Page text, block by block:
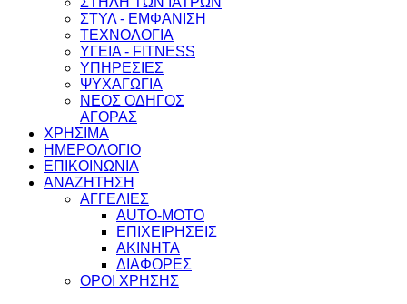
ΣΤΥΛ - ΕΜΦΑΝΙΣΗ
ΤΕΧΝΟΛΟΓΙΑ
ΥΓΕΙΑ - FITNESS
ΥΠΗΡΕΣΙΕΣ
ΨΥΧΑΓΩΓΙΑ
ΝΕΟΣ ΟΔΗΓΟΣ
ΑΓΟΡΑΣ
ΧΡΗΣΙΜΑ
ΗΜΕΡΟΛΟΓΙΟ
ΕΠΙΚΟΙΝΩΝΙΑ
ΑΝΑΖΗΤΗΣΗ
ΑΓΓΕΛΙΕΣ
AUTO-MOTO
ΕΠΙΧΕΙΡΗΣΕΙΣ
ΑΚΙΝΗΤΑ
ΔΙΑΦΟΡΕΣ
ΟΡΟΙ ΧΡΗΣΗΣ